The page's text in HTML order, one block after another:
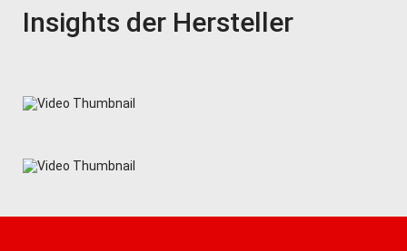
Insights der Hersteller